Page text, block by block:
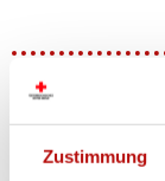
Zustimmung
Die Rotkreuz-